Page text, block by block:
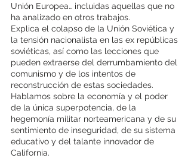
Unión Europea… incluidas aquellas que no
ha analizado en otros trabajos.
Explica el colapso de la Unión Soviética y
la tensión nacionalista en las ex repúblicas
soviéticas, así como las lecciones que
pueden extraerse del derrumbamiento del
comunismo y de los intentos de
reconstrucción de estas sociedades.
Hablamos sobre la economía y el poder
de la única superpotencia, de la
hegemonía militar norteamericana y de su
sentimiento de inseguridad, de su sistema
educativo y del talante innovador de
California.